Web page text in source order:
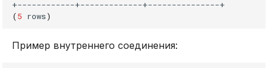
(5 rows)
Пример внутреннего соединения: